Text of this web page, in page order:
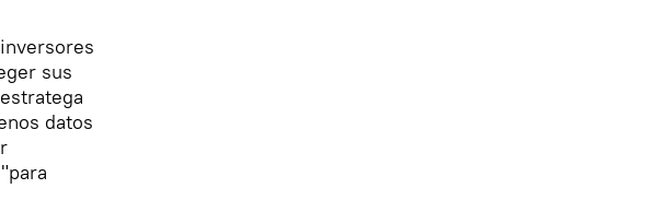
sus
datos